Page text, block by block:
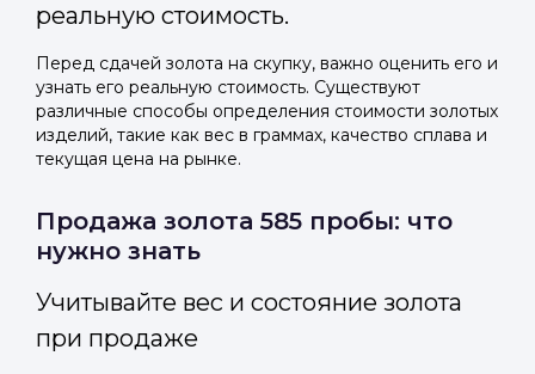
реальную стоимость.
Перед сдачей золота на скупку, важно оценить его и
узнать его реальную стоимость. Существуют
различные способы определения стоимости золотых
изделий, такие как вес в граммах, качество сплава и
текущая цена на рынке.
Продажа золота 585 пробы: что
нужно знать
Учитывайте вес и состояние золота
при продаже